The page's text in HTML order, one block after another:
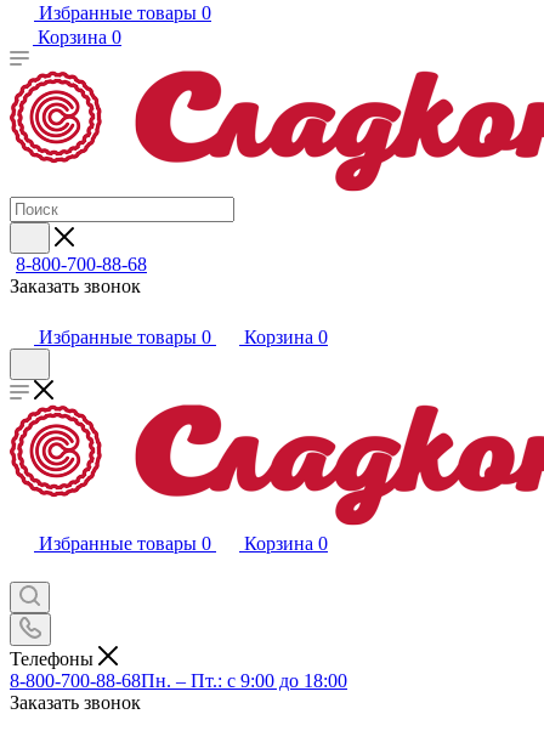
Избранные товары 0
Корзина 0
8-800-700-88-68
Заказать звонок
Избранные товары 0 Корзина 0
Избранные товары 0 Корзина 0
Телефоны
8-800-700-88-68Пн. – Пт.: с 9:00 до 18:00
Заказать звонок